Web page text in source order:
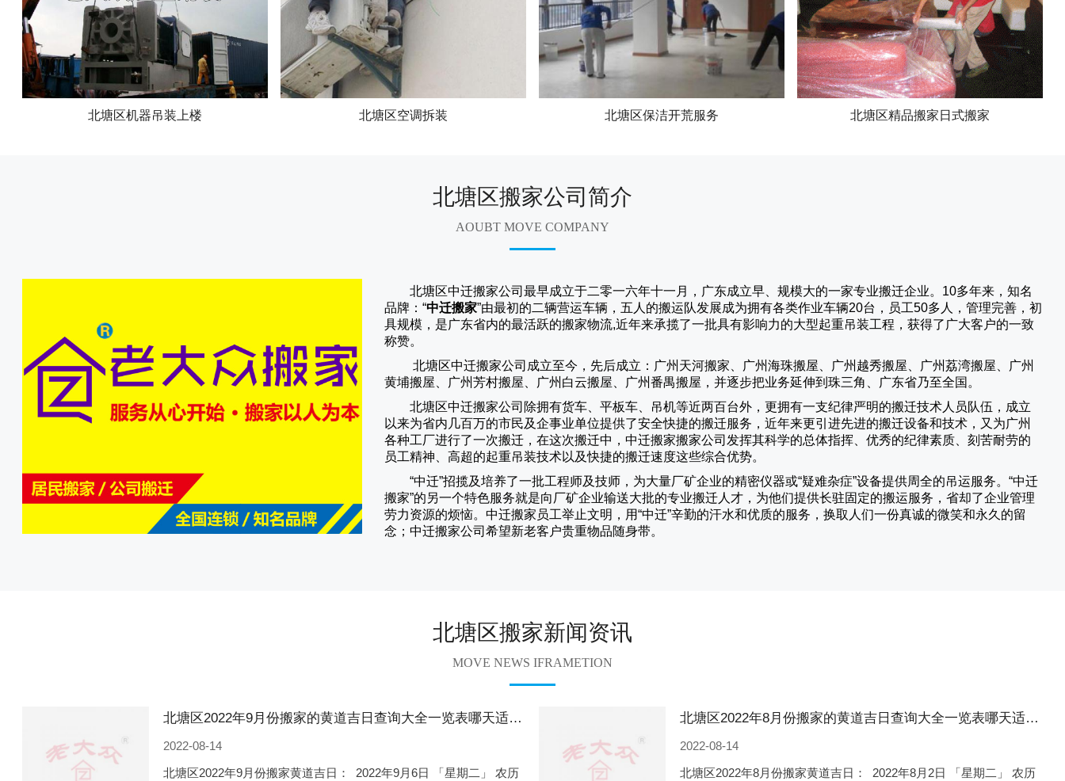
北塘区机器吊装上楼 北塘区空调拆装 北塘区保洁开荒服务 北塘区精品搬家日式搬家
北塘区搬家公司简介
AOUBT MOVE COMPANY
北塘区中迁搬家公司最早成立于二零一六年十一月，广东成立早、规模大的一家专业搬迁企业。10多年来，知名
品牌：“中迁搬家”由最初的二辆营运车辆，五人的搬运队发展成为拥有各类作业车辆20台，员工50多人，管理完善，初
具规模，是广东省内的最活跃的搬家物流,近年来承揽了一批具有影响力的大型起重吊装工程，获得了广大客户的一致
称赞。
北塘区中迁搬家公司成立至今，先后成立：广州天河搬家、广州海珠搬屋、广州越秀搬屋、广州荔湾搬屋、广州
黄埔搬屋、广州芳村搬屋、广州白云搬屋、广州番禺搬屋，并逐步把业务延伸到珠三角、广东省乃至全国。
北塘区中迁搬家公司除拥有货车、平板车、吊机等近两百台外，更拥有一支纪律严明的搬迁技术人员队伍，成立
以来为省内几百万的市民及企事业单位提供了安全快捷的搬迁服务，近年来更引进先进的搬迁设备和技术，又为广州
各种工厂进行了一次搬迁，在这次搬迁中，中迁搬家搬家公司发挥其科学的总体指挥、优秀的纪律素质、刻苦耐劳的
员工精神、高超的起重吊装技术以及快捷的搬迁速度这些综合优势。
“中迁”招揽及培养了一批工程师及技师，为大量厂矿企业的精密仪器或“疑难杂症”设备提供周全的吊运服务。“中迁
搬家”的另一个特色服务就是向厂矿企业输送大批的专业搬迁人才，为他们提供长驻固定的搬运服务，省却了企业管理
劳力资源的烦恼。中迁搬家员工举止文明，用“中迁”辛勤的汗水和优质的服务，换取人们一份真诚的微笑和永久的留
念；中迁搬家公司希望新老客户贵重物品随身带。
北塘区搬家新闻资讯
MOVE NEWS IFRAMETION
北塘区2022年9月份搬家的黄道吉日查询大全一览表哪天适合搬家好日子
2022-08-14
北塘区2022年9月份搬家黄道吉日： 2022年9月6日 「星期二」 农历
北塘区2022年8月份搬家的黄道吉日查询大全一览表哪天适合搬家好日子
2022-08-14
北塘区2022年8月份搬家黄道吉日： 2022年8月2日 「星期二」 农历